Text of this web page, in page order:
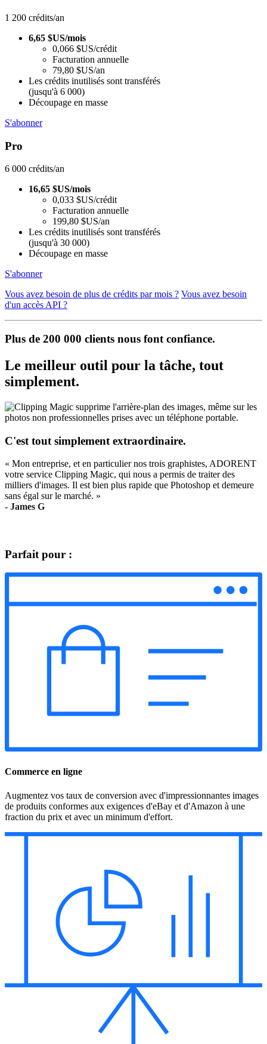
1 200 crédits/an
6,65 $US/mois
0,066 $US/crédit
Facturation annuelle
79,80 $US/an
Les crédits inutilisés sont transférés
(jusqu'à 6 000)
Découpage en masse
S'abonner
Pro
6 000 crédits/an
16,65 $US/mois
0,033 $US/crédit
Facturation annuelle
199,80 $US/an
Les crédits inutilisés sont transférés
(jusqu'à 30 000)
Découpage en masse
S'abonner
Vous avez besoin de plus de crédits par mois ? Vous avez besoin
d'un accès API ?
Plus de 200 000 clients nous font confiance.
Le meilleur outil pour la tâche, tout
simplement.
C'est tout simplement extraordinaire.
« Mon entreprise, et en particulier nos trois graphistes, ADORENT
votre service Clipping Magic, qui nous a permis de traiter des
milliers d'images. Il est bien plus rapide que Photoshop et demeure
sans égal sur le marché. »
- James G
Parfait pour :
Commerce en ligne
Augmentez vos taux de conversion avec d'impressionnantes images
de produits conformes aux exigences d'eBay et d'Amazon à une
fraction du prix et avec un minimum d'effort.